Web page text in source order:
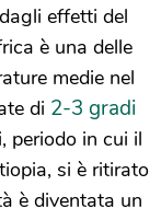
effetti del
è una delle
medie nel
di 2-3 gradi
periodo in cui il
si è ritirato
è diventata un